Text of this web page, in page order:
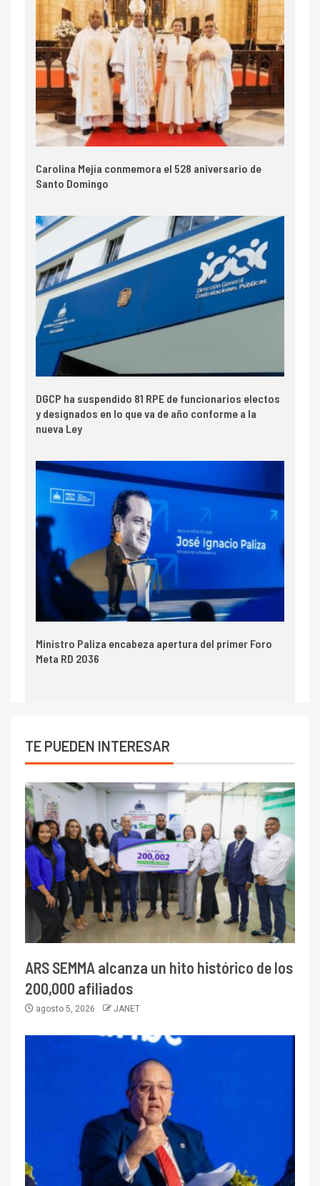
Carolina Mejía conmemora el 528 aniversario de
Santo Domingo
DGCP ha suspendido 81 RPE de funcionarios electos
y designados en lo que va de año conforme a la
nueva Ley
Ministro Paliza encabeza apertura del primer Foro
Meta RD 2036
TE PUEDEN INTERESAR
ARS SEMMA alcanza un hito histórico de los
200,000 afiliados
agosto 5, 2026 JANET